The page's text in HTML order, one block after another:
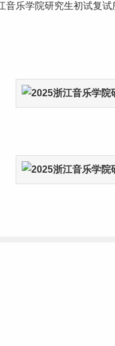
音乐学院研究生初试复试